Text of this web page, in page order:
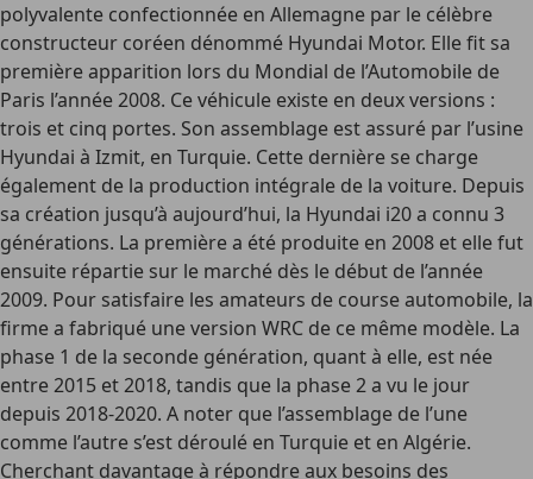
polyvalente confectionnée en Allemagne par le célèbre
constructeur coréen dénommé Hyundai Motor. Elle fit sa
première apparition lors du Mondial de l’Automobile de
Paris l’année 2008. Ce véhicule existe en deux versions :
trois et cinq portes. Son assemblage est assuré par l’usine
Hyundai à Izmit, en Turquie. Cette dernière se charge
également de la production intégrale de la voiture. Depuis
sa création jusqu’à aujourd’hui, la Hyundai i20 a connu 3
générations. La première a été produite en 2008 et elle fut
ensuite répartie sur le marché dès le début de l’année
2009. Pour satisfaire les amateurs de course automobile, la
firme a fabriqué une version WRC de ce même modèle. La
phase 1 de la seconde génération, quant à elle, est née
entre 2015 et 2018, tandis que la phase 2 a vu le jour
depuis 2018-2020. A noter que l’assemblage de l’une
comme l’autre s’est déroulé en Turquie et en Algérie.
Cherchant davantage à répondre aux besoins des